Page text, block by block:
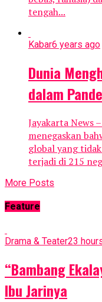
tengah...
Kabar6 years ago
Dunia
dalam
Jayakarta News
menegaskan
global yang
terjadi di 215
More Posts
Feature
Drama & Teater23
“Bambang
Ibu Jarinya